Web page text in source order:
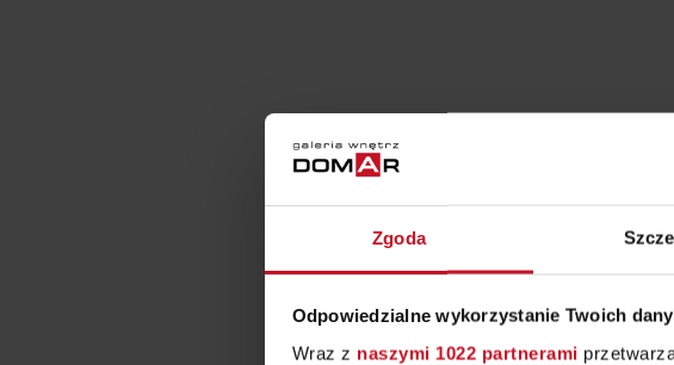
Zgoda
Odpowiedzialne wykorzystanie Twoich
Wraz z naszymi 1022 partnerami
POWIĄZANE SKLEPY